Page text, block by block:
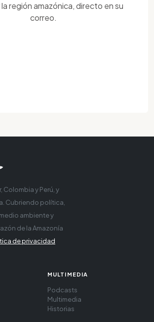
región amazónica, directo en su
correo.
Colombia y Perú, y
Cubriendo política,
ambiente y
de la Amazonía
de privacidad
MULTIMEDIA
Podcasts
Multimedia
Historias